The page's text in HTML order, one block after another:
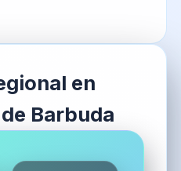
en
Barbuda